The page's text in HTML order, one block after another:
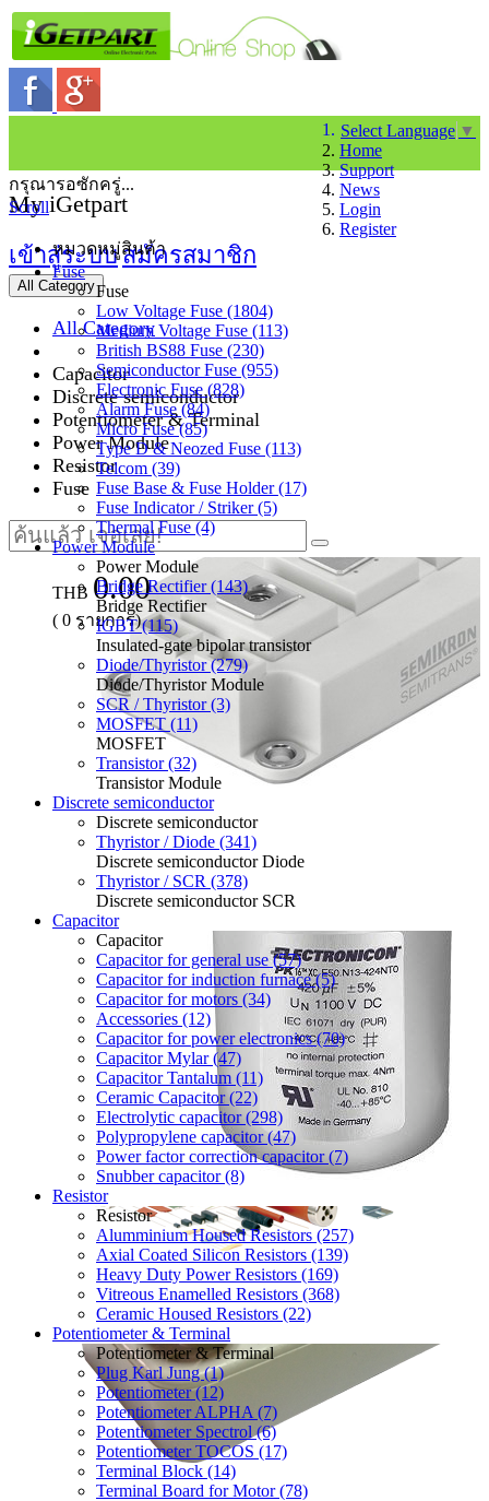
Select Language ▼
Home
Support
News
Login
Register
My iGetpart
เข้าสู่ระบบสมัครสมาชิก
All Category
All Category
Capacitor
Discrete semiconductor
Potentiometer & Terminal
Power Module
Resistor
Fuse
THB 0.00
( 0 รายการ)
กรุณารอซักครู่...
Scroll
หมวดหมู่สินค้า
Fuse
Fuse
Low Voltage Fuse (1804)
Medium Voltage Fuse (113)
British BS88 Fuse (230)
Semiconductor Fuse (955)
Electronic Fuse (828)
Alarm Fuse (84)
Micro Fuse (85)
Type D & Neozed Fuse (113)
Telcom (39)
Fuse Base & Fuse Holder (17)
Fuse Indicator / Striker (5)
Thermal Fuse (4)
Power Module
Power Module
Bridge Rectifier (143)
Bridge Rectifier
IGBT (115)
Insulated-gate bipolar transistor
Diode/Thyristor (279)
Diode/Thyristor Module
SCR / Thyristor (3)
MOSFET (11)
MOSFET
Transistor (32)
Transistor Module
Discrete semiconductor
Discrete semiconductor
Thyristor / Diode (341)
Discrete semiconductor Diode
Thyristor / SCR (378)
Discrete semiconductor SCR
Capacitor
Capacitor
Capacitor for general use (57)
Capacitor for induction furnace (5)
Capacitor for motors (34)
Accessories (12)
Capacitor for power electronics (70)
Capacitor Mylar (47)
Capacitor Tantalum (11)
Ceramic Capacitor (22)
Electrolytic capacitor (298)
Polypropylene capacitor (47)
Power factor correction capacitor (7)
Snubber capacitor (8)
Resistor
Resistor
Alumminium Housed Resistors (257)
Axial Coated Silicon Resistors (139)
Heavy Duty Power Resistors (169)
Vitreous Enamelled Resistors (368)
Ceramic Housed Resistors (22)
Potentiometer & Terminal
Potentiometer & Terminal
Plug Karl Jung (1)
Potentiometer (12)
Potentiometer ALPHA (7)
Potentiometer Spectrol (6)
Potentiometer TOCOS (17)
Terminal Block (14)
Terminal Board for Motor (78)